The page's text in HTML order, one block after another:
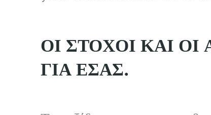
ΟΙ ΣΤΌΧΟΙ ΚΑΙ
ΓΙΑ ΕΣΆΣ.